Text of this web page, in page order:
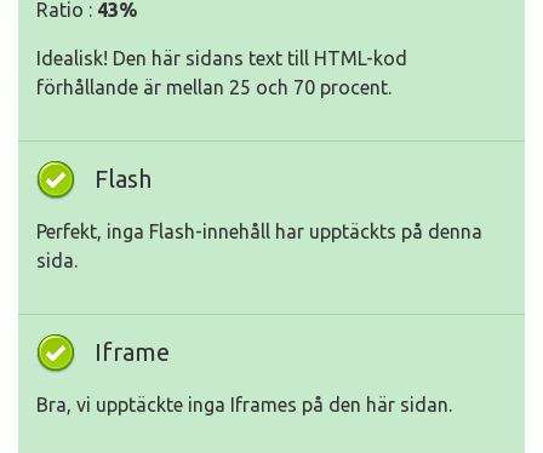
Ratio : 43%
Idealisk! Den här sidans text till HTML-kod
förhållande är mellan 25 och 70 procent.
Flash
Perfekt, inga Flash-innehåll har upptäckts på denna
sida.
Iframe
Bra, vi upptäckte inga Iframes på den här sidan.